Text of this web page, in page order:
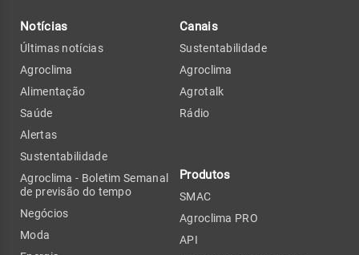
Notícias
Últimas notícias
Agroclima
Alimentação
Saúde
Alertas
Sustentabilidade
Agroclima - Boletim Semanal
de previsão do tempo
Negócios
Moda
Canais
Sustentabilidade
Agroclima
Agrotalk
Rádio
Produtos
SMAC
Agroclima PRO
API